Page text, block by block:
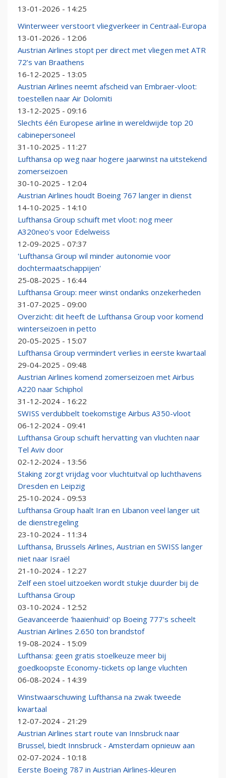
13-01-2026 - 14:25
Winterweer verstoort vliegverkeer in Centraal-Europa
13-01-2026 - 12:06
Austrian Airlines stopt per direct met vliegen met ATR
72’s van Braathens
16-12-2025 - 13:05
Austrian Airlines neemt afscheid van Embraer-vloot:
toestellen naar Air Dolomiti
13-12-2025 - 09:16
Slechts één Europese airline in wereldwijde top 20
cabinepersoneel
31-10-2025 - 11:27
Lufthansa op weg naar hogere jaarwinst na uitstekend
zomerseizoen
30-10-2025 - 12:04
Austrian Airlines houdt Boeing 767 langer in dienst
14-10-2025 - 14:10
Lufthansa Group schuift met vloot: nog meer
A320neo's voor Edelweiss
12-09-2025 - 07:37
'Lufthansa Group wil minder autonomie voor
dochtermaatschappijen'
25-08-2025 - 16:44
Lufthansa Group: meer winst ondanks onzekerheden
31-07-2025 - 09:00
Overzicht: dit heeft de Lufthansa Group voor komend
winterseizoen in petto
20-05-2025 - 15:07
Lufthansa Group vermindert verlies in eerste kwartaal
29-04-2025 - 09:48
Austrian Airlines komend zomerseizoen met Airbus
A220 naar Schiphol
31-12-2024 - 16:22
SWISS verdubbelt toekomstige Airbus A350-vloot
06-12-2024 - 09:41
Lufthansa Group schuift hervatting van vluchten naar
Tel Aviv door
02-12-2024 - 13:56
Staking zorgt vrijdag voor vluchtuitval op luchthavens
Dresden en Leipzig
25-10-2024 - 09:53
Lufthansa Group haalt Iran en Libanon veel langer uit
de dienstregeling
23-10-2024 - 11:34
Lufthansa, Brussels Airlines, Austrian en SWISS langer
niet naar Israël
21-10-2024 - 12:27
Zelf een stoel uitzoeken wordt stukje duurder bij de
Lufthansa Group
03-10-2024 - 12:52
Geavanceerde 'haaienhuid' op Boeing 777's scheelt
Austrian Airlines 2.650 ton brandstof
19-08-2024 - 15:09
Lufthansa: geen gratis stoelkeuze meer bij
goedkoopste Economy-tickets op lange vluchten
06-08-2024 - 14:39
Winstwaarschuwing Lufthansa na zwak tweede
kwartaal
12-07-2024 - 21:29
Austrian Airlines start route van Innsbruck naar
Brussel, biedt Innsbruck - Amsterdam opnieuw aan
02-07-2024 - 10:18
Eerste Boeing 787 in Austrian Airlines-kleuren